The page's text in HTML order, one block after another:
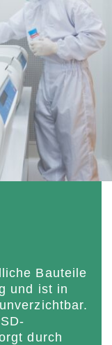
Bauteile
und ist in
durch